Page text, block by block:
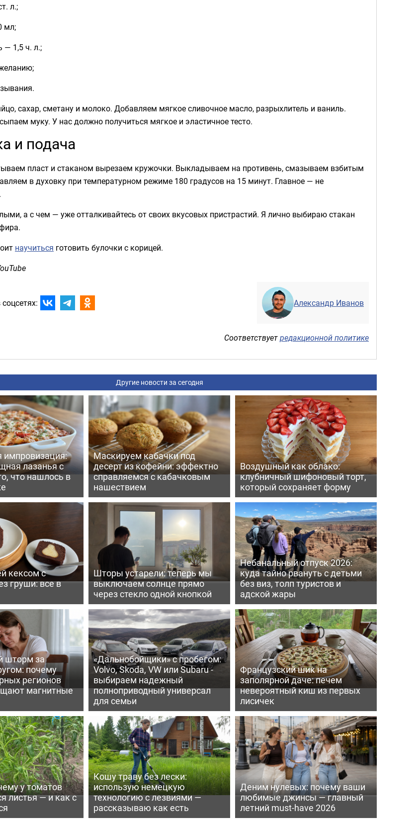
л.;
мл;
— 1,5 ч. л.;
сахар, сметану и молоко. Добавляем мягкое сливочное масло, разрыхлитель и ваниль.
муку. У нас должно получиться мягкое и эластичное тесто.
и подача
пласт и стаканом вырезаем кружочки. Выкладываем на противень, смазываем взбитым
в духовку при температурном режиме 180 градусов на 15 минут. Главное — не
а с чем — уже отталкивайтесь от своих вкусовых пристрастий. Я лично выбираю стакан
научиться готовить булочки с корицей.
Александр Иванов
Соответствуетредакционной политике
Другие новости за сегодня
импровизация:
лазанья с
что нашлось в
Маскируем кабачки под
десерт из кофейни: эффектно
справляемся с кабачковым
нашествием
Воздушный как облако:
клубничный шифоновый торт,
который сохраняет форму
кексом с
груши: все в
Шторы устарели: теперь мы
выключаем солнце прямо
через стекло одной кнопкой
Небанальный отпуск 2026:
куда тайно рвануть с детьми
без виз, толп туристов и
адской жары
шторм за
почему
регионов
магнитные
«Дальнобойщики» с пробегом:
Volvo, Skoda, VW или Subaru -
выбираем надежный
полноприводный универсал
для семьи
Французский шик на
заполярной даче: печем
невероятный киш из первых
лисичек
у томатов
листья — и как с
Кошу траву без лески:
использую немецкую
технологию с лезвиями —
рассказываю как есть
Деним нулевых: почему ваши
любимые джинсы — главный
летний must-have 2026